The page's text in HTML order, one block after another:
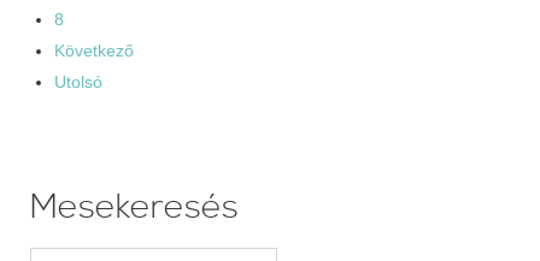
8
Következő
Utolsó
Mesekeresés